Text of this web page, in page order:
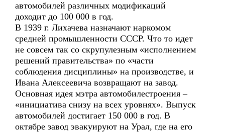
автомобилей различных модификаций
доходит до 100 000 в год.
В 1939 г. Лихачева назначают наркомом
средней промышленности СССР. Что то идет
не совсем так со скрупулезным «исполнением
решений правительства» по «части
соблюдения дисциплины» на производстве, и
Ивана Алексеевича возвращают на завод.
Основная идея мэтра автомобилестроения –
«инициатива снизу на всех уровнях». Выпуск
автомобилей достигает 150 000 в год. В
октябре завод эвакуируют на Урал, где на его